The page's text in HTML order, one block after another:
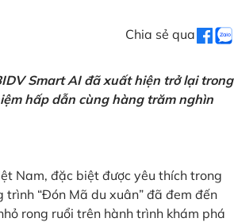
Chia sẻ qua
Smart AI đã xuất hiện trở lại trong
hấp dẫn cùng hàng trăm nghìn
Nam, đặc biệt được yêu thích trong
“Đón Mã du xuân” đã đem đến
rong ruổi trên hành trình khám phá